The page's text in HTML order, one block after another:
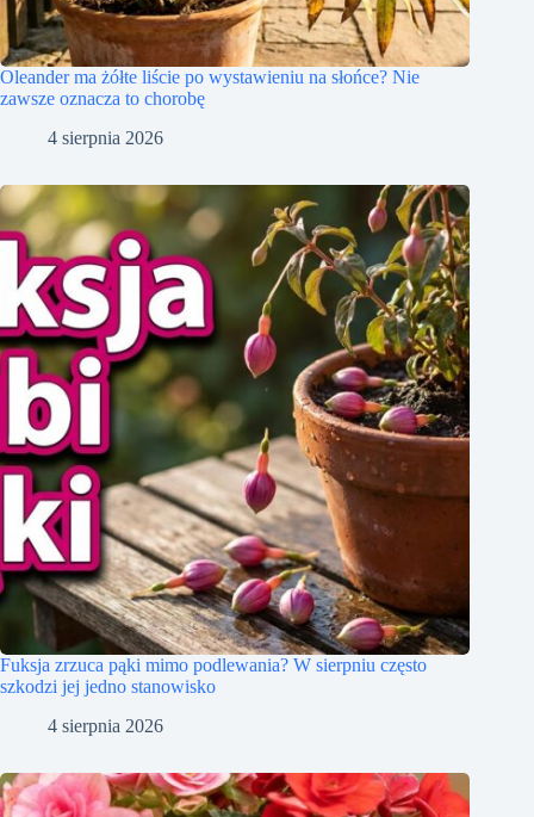
Oleander ma żółte liście po wystawieniu na słońce? Nie
zawsze oznacza to chorobę
4 sierpnia 2026
Fuksja zrzuca pąki mimo podlewania? W sierpniu często
szkodzi jej jedno stanowisko
4 sierpnia 2026